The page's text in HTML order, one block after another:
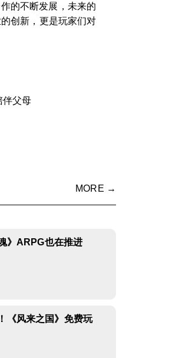
的不断发展，未来的
创新，更是玩家们对
伴父母
MORE →
》ARPG也在推进
《风来之国》免费玩